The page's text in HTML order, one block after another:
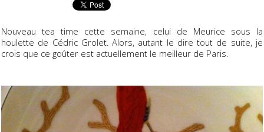
Nouveau tea time cette semaine, celui de Meurice sous la
houlette de Cédric Grolet. Alors, autant le dire tout de suite, je
crois que ce goûter est actuellement le meilleur de Paris.